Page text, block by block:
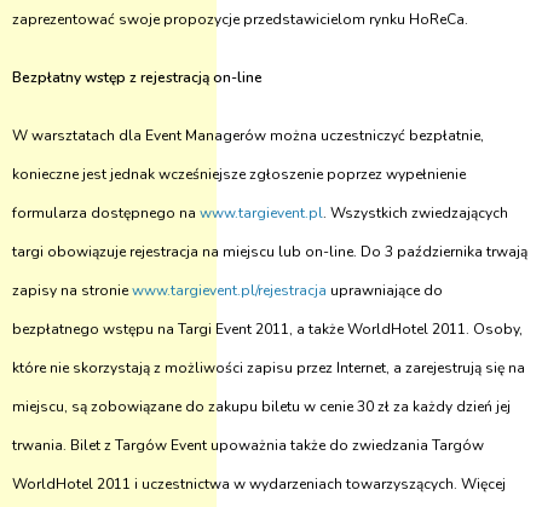
zaprezentować swoje propozycje przedstawicielom rynku HoReCa.
Bezpłatny wstęp z rejestracją on-line
W warsztatach dla Event Managerów można uczestniczyć bezpłatnie,
konieczne jest jednak wcześniejsze zgłoszenie poprzez wypełnienie
formularza dostępnego na www.targievent.pl. Wszystkich zwiedzających
targi obowiązuje rejestracja na miejscu lub on-line. Do 3 października trwają
zapisy na stroniewww.targievent.pl/rejestracja uprawniające do
bezpłatnego wstępu na Targi Event 2011, a także WorldHotel 2011. Osoby,
które nie skorzystają z możliwości zapisu przez Internet, a zarejestrują się na
miejscu, są zobowiązane do zakupu biletu w cenie 30 zł za każdy dzień jej
trwania. Bilet z Targów Event upoważnia także do zwiedzania Targów
WorldHotel 2011 i uczestnictwa w wydarzeniach towarzyszących. Więcej